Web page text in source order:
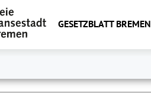
GESETZBLATT BREMEN